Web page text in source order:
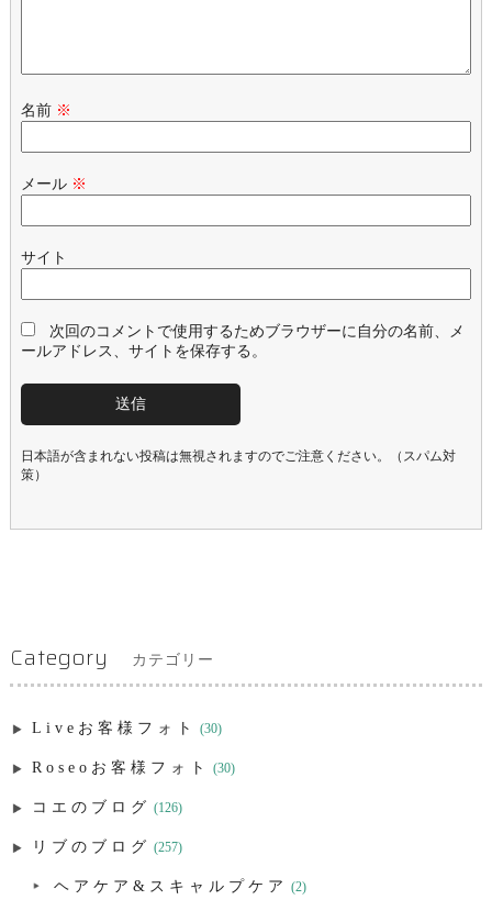
名前 ※
メール ※
サイト
次回のコメントで使用するためブラウザーに自分の名前、メ
ールアドレス、サイトを保存する。
日本語が含まれない投稿は無視されますのでご注意ください。（スパム対
策）
Category カテゴリー
Liveお客様フォト (30)
Roseoお客様フォト (30)
コエのブログ (126)
リブのブログ (257)
ヘアケア&スキャルプケア (2)